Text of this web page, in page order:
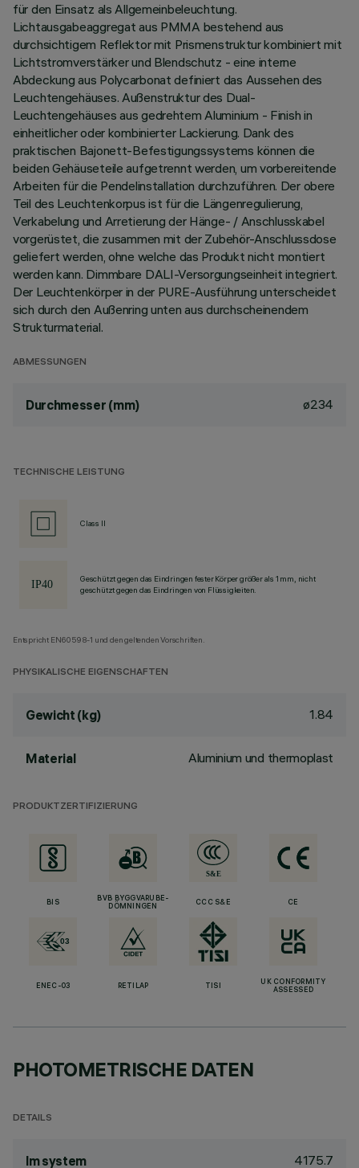
für den Einsatz als Allgemeinbeleuchtung.
Lichtausgabeaggregat aus PMMA bestehend aus
durchsichtigem Reflektor mit Prismenstruktur kombiniert mit
Lichtstromverstärker und Blendschutz - eine interne
Abdeckung aus Polycarbonat definiert das Aussehen des
Leuchtengehäuses. Außenstruktur des Dual-
Leuchtengehäuses aus gedrehtem Aluminium - Finish in
einheitlicher oder kombinierter Lackierung. Dank des
praktischen Bajonett-Befestigungssystems können die
beiden Gehäuseteile aufgetrennt werden, um vorbereitende
Arbeiten für die Pendelinstallation durchzuführen. Der obere
Teil des Leuchtenkorpus ist für die Längenregulierung,
Verkabelung und Arretierung der Hänge- / Anschlusskabel
vorgerüstet, die zusammen mit der Zubehör-Anschlussdose
geliefert werden, ohne welche das Produkt nicht montiert
werden kann. Dimmbare DALI-Versorgungseinheit integriert.
Der Leuchtenkörper in der PURE-Ausführung unterscheidet
sich durch den Außenring unten aus durchscheinendem
Strukturmaterial.
ABMESSUNGEN
Durchmesser (mm) ø234
TECHNISCHE LEISTUNG
Class II
Geschützt gegen das Eindringen fester Körper größer als 1 mm, nicht
geschützt gegen das Eindringen von Flüssigkeiten.
Entspricht EN60598-1 und den geltenden Vorschriften.
PHYSIKALISCHE EIGENSCHAFTEN
Gewicht (kg) 1.84
Material Aluminium und thermoplast
PRODUKTZERTIFIZIERUNG
BIS
BVB BYGGVARUBE-
DÖMNINGEN
CCC S&E CE
ENEC-03 RETILAP TISI
UK CONFORMITY
ASSESSED
PHOTOMETRISCHE DATEN
DETAILS
lm system 4175.7